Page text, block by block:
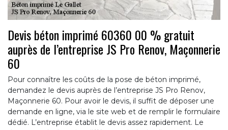
Devis béton imprimé 60360 00 % gratuit
auprès de l’entreprise JS Pro Renov, Maçonnerie
60
Pour connaître les coûts de la pose de béton imprimé,
demandez le devis auprès de l’entreprise JS Pro Renov,
Maçonnerie 60. Pour avoir le devis, il suffit de déposer une
demande en ligne, via le site web et de remplir le formulaire
dédié. L’entreprise établit le devis assez rapidement. Le